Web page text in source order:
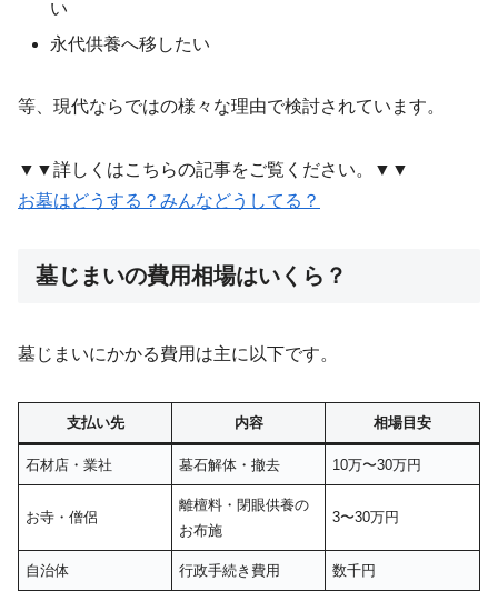
い
永代供養へ移したい
等、現代ならではの様々な理由で検討されています。
▼▼詳しくはこちらの記事をご覧ください。▼▼
お墓はどうする？みんなどうしてる？
墓じまいの費用相場はいくら？
墓じまいにかかる費用は主に以下です。
支払い先 内容 相場目安
石材店・業社 墓石解体・撤去 10万〜30万円
お寺・僧侶
離檀料・閉眼供養の
お布施
3〜30万円
自治体 行政手続き費用 数千円